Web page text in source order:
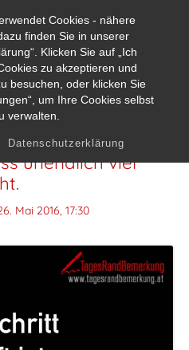
Cookies - nähere
finden Sie in unserer
Klicken Sie auf „Ich
zu akzeptieren und
besuchen, oder klicken Sie
um Ihre Cookies selbst
verwalten.
Datenschutzerklärung
Vernunft ist,
unendlich viel
Mai 2016, 17:30